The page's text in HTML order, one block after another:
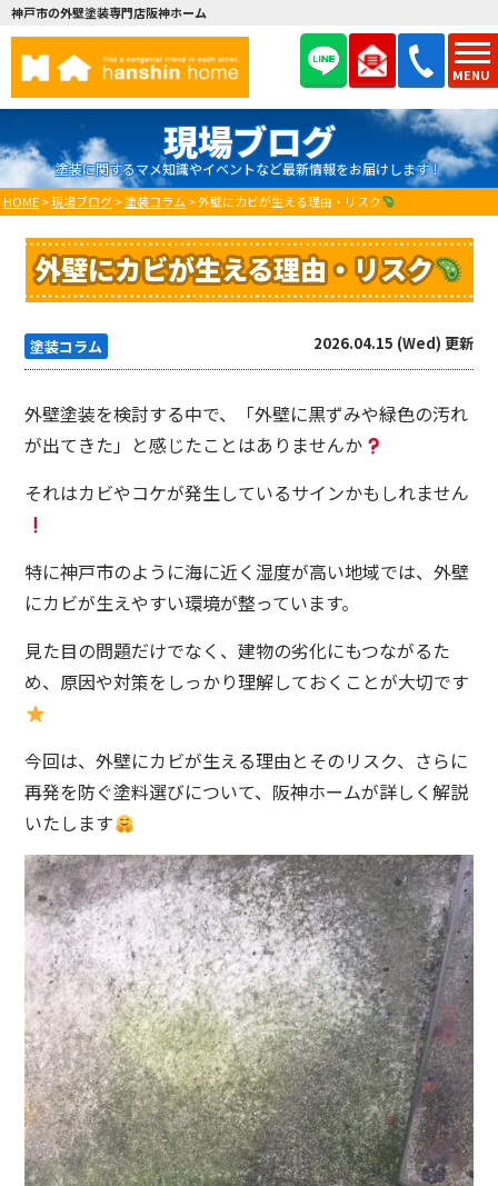
MENU
神戸市の外壁塗装専門店阪神ホーム
現場ブログ
塗装に関するマメ知識やイベントなど最新情報をお届けします！
HOME>現場ブログ>塗装コラム >外壁にカビが生える理由・リスク
外壁にカビが生える理由・リスク
塗装コラム 2026.04.15 (Wed) 更新
外壁塗装を検討する中で、「外壁に黒ずみや緑色の汚れ
が出てきた」と感じたことはありませんか
それはカビやコケが発生しているサインかもしれません
特に神戸市のように海に近く湿度が高い地域では、外壁
にカビが生えやすい環境が整っています。
見た目の問題だけでなく、建物の劣化にもつながるた
め、原因や対策をしっかり理解しておくことが大切です
今回は、外壁にカビが生える理由とそのリスク、さらに
再発を防ぐ塗料選びについて、阪神ホームが詳しく解説
いたします